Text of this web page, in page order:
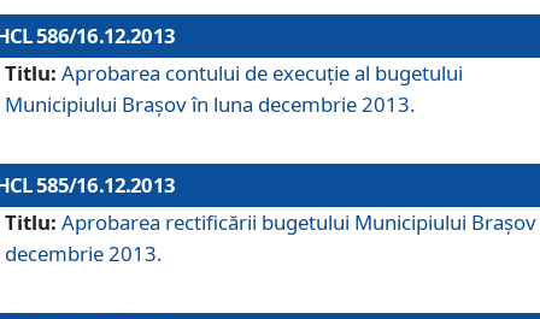
586/16.12.2013
Titlu: Aprobarea contului de execuţie al bugetului
Municipiului Braşov în luna decembrie 2013.
585/16.12.2013
Titlu: Aprobarea rectificării bugetului Municipiului Braşov
decembrie 2013.